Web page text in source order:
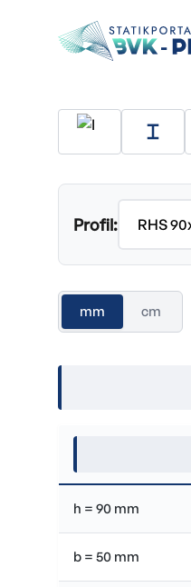
Profil:
mm cm
h = 90 mm
b = 50 mm